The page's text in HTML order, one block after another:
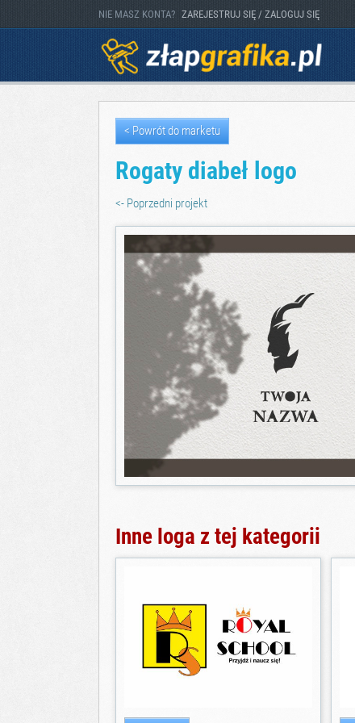
NIE MASZ KONTA? ZAREJESTRUJ SIĘ / ZALOGUJ SIĘ
< Powrót do marketu
Rogaty diabeł logo
<- Poprzedni projekt
Inne loga z tej kategorii